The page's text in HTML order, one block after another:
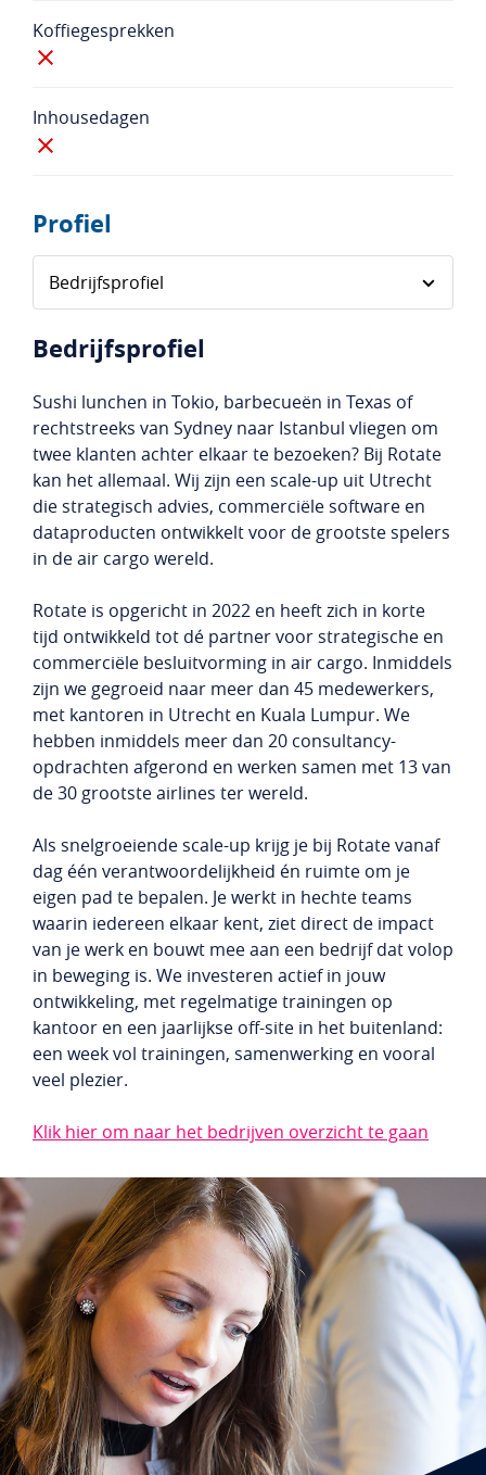
Koffiegesprekken
Inhousedagen
Profiel
Bedrijfsprofiel
Sushi lunchen in Tokio, barbecueën in Texas of
rechtstreeks van Sydney naar Istanbul vliegen om
twee klanten achter elkaar te bezoeken? Bij Rotate
kan het allemaal. Wij zijn een scale-up uit Utrecht
die strategisch advies, commerciële software en
dataproducten ontwikkelt voor de grootste spelers
in de air cargo wereld.
Rotate is opgericht in 2022 en heeft zich in korte
tijd ontwikkeld tot dé partner voor strategische en
commerciële besluitvorming in air cargo. Inmiddels
zijn we gegroeid naar meer dan 45 medewerkers,
met kantoren in Utrecht en Kuala Lumpur. We
hebben inmiddels meer dan 20 consultancy-
opdrachten afgerond en werken samen met 13 van
de 30 grootste airlines ter wereld.
Als snelgroeiende scale-up krijg je bij Rotate vanaf
dag één verantwoordelijkheid én ruimte om je
eigen pad te bepalen. Je werkt in hechte teams
waarin iedereen elkaar kent, ziet direct de impact
van je werk en bouwt mee aan een bedrijf dat volop
in beweging is. We investeren actief in jouw
ontwikkeling, met regelmatige trainingen op
kantoor en een jaarlijkse off-site in het buitenland:
een week vol trainingen, samenwerking en vooral
veel plezier.
Klik hier om naar het bedrijven overzicht te gaan